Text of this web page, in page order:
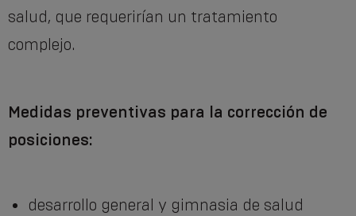
salud, que requerirían un tratamiento
complejo.
Medidas preventivas para la corrección de
posiciones:
desarrollo general y gimnasia de salud